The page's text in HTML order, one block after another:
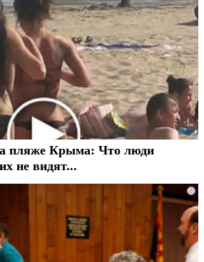
пляже Крыма: Что люди
не видят...
i